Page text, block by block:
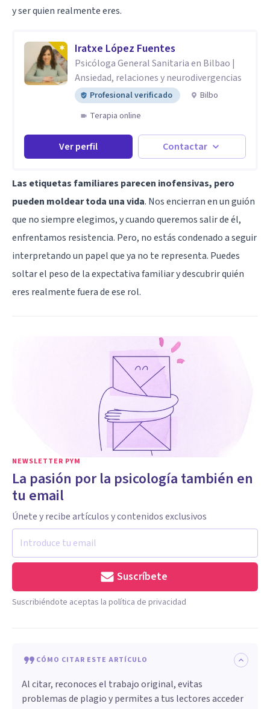
y ser quien realmente eres.
Iratxe López Fuentes
Psicóloga General Sanitaria en Bilbao |
Ansiedad, relaciones y neurodivergencias
Profesional verificado
Bilbo
Terapia online
Ver perfil Contactar
Las etiquetas familiares parecen inofensivas, pero
pueden moldear toda una vida. Nos encierran en un guión
que no siempre elegimos, y cuando queremos salir de él,
enfrentamos resistencia. Pero, no estás condenado a seguir
interpretando un papel que ya no te representa. Puedes
soltar el peso de la expectativa familiar y descubrir quién
eres realmente fuera de ese rol.
NEWSLETTER PYM
La pasión por la psicología también en
tu email
Únete y recibe artículos y contenidos exclusivos
Suscríbete
Suscribiéndote aceptas la política de privacidad
CÓMO CITAR ESTE ARTÍCULO
Al citar, reconoces el trabajo original, evitas
problemas de plagio y permites a tus lectores acceder